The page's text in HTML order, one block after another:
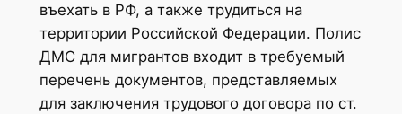
въехать в РФ, а также трудиться на
территории Российской Федерации. Полис
ДМС для мигрантов входит в требуемый
перечень документов, представляемых
для заключения трудового договора по ст.